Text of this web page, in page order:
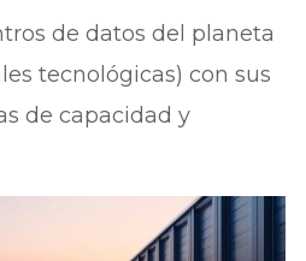
de datos del planeta
tecnológicas) con sus
de capacidad y